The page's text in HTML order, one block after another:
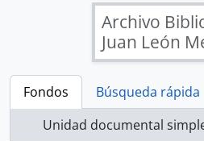
Archivo
Juan León
Fondos
Búsqueda rápida
Unidad documental